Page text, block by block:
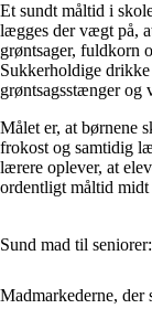
Et sundt måltid i
lægges der vægt på,
grøntsager, fuldkorn
Sukkerholdige
grøntsagsstænger og
Målet er, at børnene
frokost og samtidig
lærere oplever, at
ordentligt måltid midt
Sund mad til
Madmarkederne,